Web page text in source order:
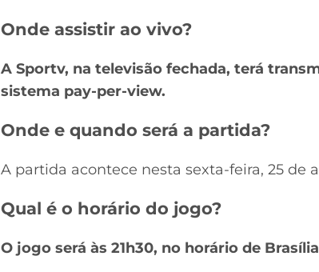
Onde assistir ao vivo?
A Sportv, na televisão fechada, terá
sistema pay-per-view.
Onde e quando será a partida?
A partida acontece nesta sexta-feira, 25 de
Qual é o horário do jogo?
O jogo será às 21h30, no horário de